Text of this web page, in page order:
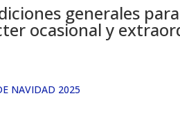
generales
ocasional y
NAVIDAD 2025